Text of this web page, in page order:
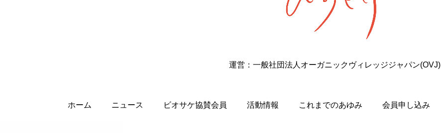
運営：一般社団法人オーガニックヴィレッジジャパン(OVJ)
ホーム ニュース ビオサケ協賛会員 活動情報 これまでのあゆみ 会員申し込み